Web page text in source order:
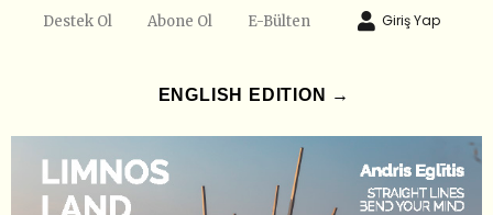
Destek Ol Abone Ol E-Bülten Giriş Yap
ENGLISH EDITION →